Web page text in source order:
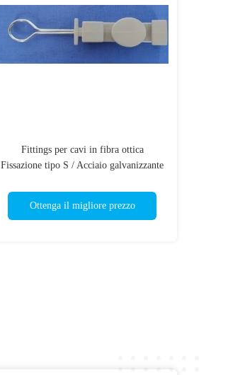
Fittings per cavi in fibra ottica
Fissazione tipo S / Acciaio galvanizzante
Ottenga il migliore prezzo